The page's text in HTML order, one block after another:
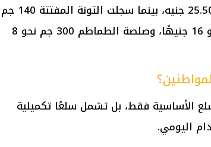
جنيه، واللبن الجاف 125 جم بسعر 25.50 جنيه، بينما سجلت التونة المفتتة 140 جم
نحو 18 جنيهًا، والمربى 350 جم نحو 16 جنيهًا، وصلصة الطماطم 300 جم نحو 8
الأساسية فقط، بل تشمل سلعًا تكميلية
اليومي.